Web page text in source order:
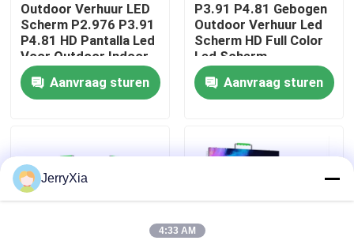
Fabriekstocht
Kwaliteitscontrole
Nieuws
Outdoor Verhuur LED
Scherm P2.976 P3.91
P4.81 HD Pantalla Led
Voor Outdoor Indoor
Concert Evenement
Reclame Verhuur
Scherm
Aanvraag sturen
P3.91 P4.81 Gebogen
Outdoor Verhuur Led
Scherm HD Full Color
Led Scherm
evenementen led
schermAanvraag sturen
JerryXia
4:33 AM